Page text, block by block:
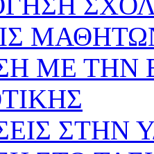
ΜΕ
ΣΤΗΝ